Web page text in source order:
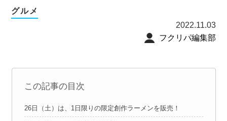
グルメ
2022.11.03
フクリパ編集部
この記事の目次
26日（土）は、1日限りの限定創作ラーメンを販売！